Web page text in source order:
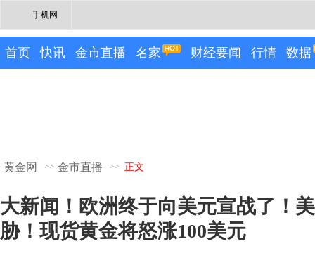
手机网
首页 快讯 金市直播 名家 财经要闻 行情 数据
黄金网 >> 金市直播 >> 正文
大新闻！欧洲终于向美元宣战了！
胁！现货黄金将怒涨100美元